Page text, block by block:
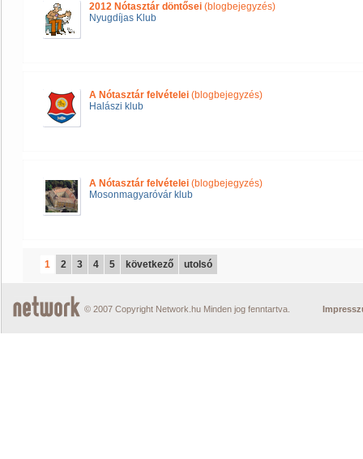
2012 Nótasztár döntősei (blogbejegyzés)
Nyugdíjas Klub
A Nótasztár felvételei (blogbejegyzés)
Halászi klub
A Nótasztár felvételei (blogbejegyzés)
Mosonmagyaróvár klub
1 2 3 4 5 következő utolsó
© 2007 Copyright Network.hu Minden jog fenntartva.